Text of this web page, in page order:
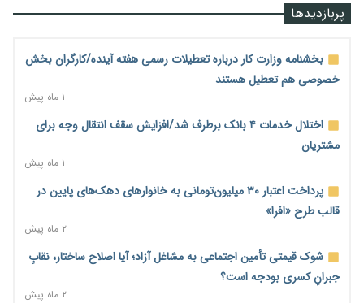
قیمت مسکن در دست سازنده‌های خرد؛ چگونه «عددسازی» بازار
منابع صندوق ملی مسکن به متقاضیان رسید؛ اولویت با پروژه‌های
هشدار درباره آینده صندوق‌های بازنشستگی؛ اعتماد بیمه‌پردازان را
ترمیم مزد در راه است؟ تأکید بر افزایش مزد پایه و شفافیت سبد
پربازدیدها
بخشنامه وزارت کار درباره تعطیلات رسمی هفته آینده/کارگران بخش
خصوصی هم تعطیل هستند
۱ ماه پیش
اختلال خدمات ۴ بانک برطرف شد/افزایش سقف انتقال وجه برای
مشتریان
۱ ماه پیش
پرداخت اعتبار ۳۰ میلیون‌تومانی به خانوارهای دهک‌های پایین در
قالب طرح «افرا»
۲ ماه پیش
شوک قیمتی تأمین اجتماعی به مشاغل آزاد؛ آیا اصلاح ساختار، نقابِ
جبرانِ کسری بودجه است؟
۲ ماه پیش